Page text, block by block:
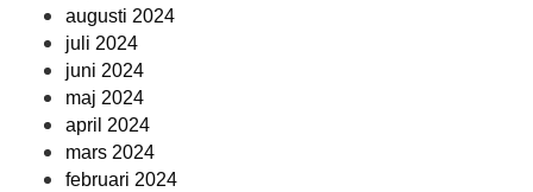
augusti 2024
juli 2024
juni 2024
maj 2024
april 2024
mars 2024
februari 2024